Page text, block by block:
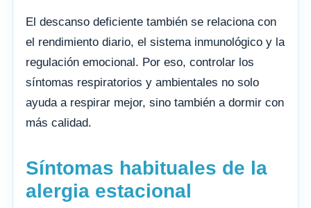
El descanso deficiente también se relaciona con
el rendimiento diario, el sistema inmunológico y la
regulación emocional. Por eso, controlar los
síntomas respiratorios y ambientales no solo
ayuda a respirar mejor, sino también a dormir con
más calidad.
Síntomas habituales de la
alergia estacional